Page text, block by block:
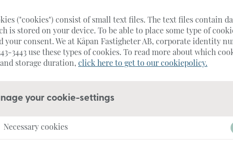
("cookies") consist of small text files. The text files contain
is stored on your device. To be able to place some type of
your consent. We at Kåpan Fastigheter AB, corporate identity
3443 use these types of cookies. To read more about which
storage duration, click here to get to our cookiepolicy.
your cookie-settings
Necessary cookies